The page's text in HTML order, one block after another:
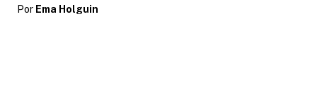
Por Ema Holguin